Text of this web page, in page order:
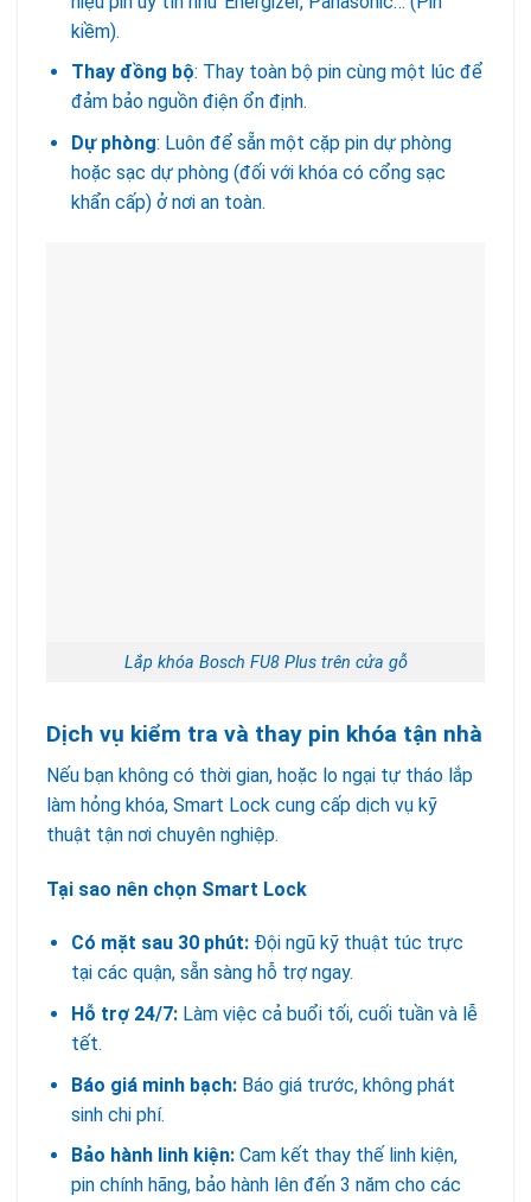
kiềm).
Thay đồng bộ: Thay toàn bộ pin cùng một lúc để
đảm bảo nguồn điện ổn định.
Dự phòng: Luôn để sẵn một cặp pin dự phòng
hoặc sạc dự phòng (đối với khóa có cổng sạc
khẩn cấp) ở nơi an toàn.
Lắp khóa Bosch FU8 Plus trên cửa gỗ
Dịch vụ kiểm tra và thay pin khóa tận nhà
Nếu bạn không có thời gian, hoặc lo ngại tự tháo lắp
làm hỏng khóa, Smart Lock cung cấp dịch vụ kỹ
thuật tận nơi chuyên nghiệp.
Tại sao nên chọn Smart Lock
Có mặt sau 30 phút:Đội ngũ kỹ thuật túc trực
tại các quận, sẵn sàng hỗ trợ ngay.
Hỗ trợ 24/7:Làm việc cả buổi tối, cuối tuần và lễ
tết.
Báo giá minh bạch:Báo giá trước, không phát
sinh chi phí.
Bảo hành linh kiện:Cam kết thay thế linh kiện,
pin chính hãng, bảo hành lên đến 3 năm cho các